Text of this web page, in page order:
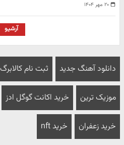
۲۰ مهر ۱۴۰۴
آرشیو
دانلود آهنگ جدید ثبت نام کالابرگ
موزیک ترین خرید اکانت گوگل ادز
خرید زعفران خرید nft